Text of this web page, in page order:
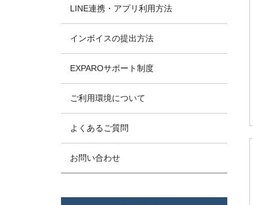
LINE連携・アプリ利用方法
インボイスの提出方法
EXPAROサポート制度
ご利用環境について
よくあるご質問
お問い合わせ